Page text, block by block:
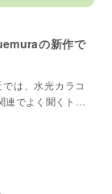
の新作で
は、水光カラコ
連でよく聞くトレ